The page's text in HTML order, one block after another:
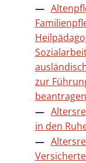
zur
beantragen
in den